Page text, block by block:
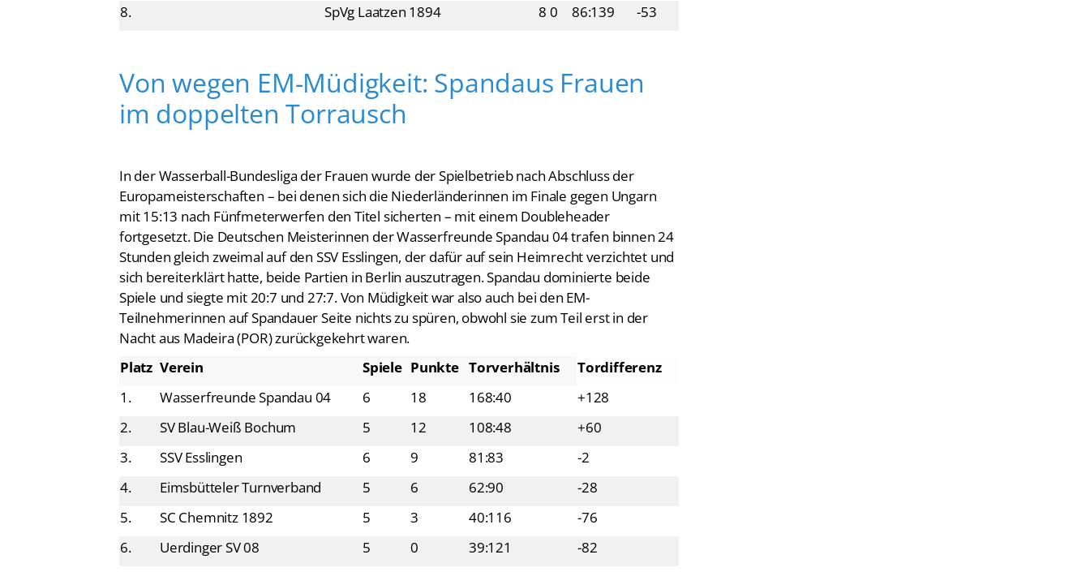
im doppelten Torrausch
Europameisterschaften – bei denen sich die Niederländerinnen im Finale gegen Ungarn
mit 15:13 nach Fünfmeterwerfen den Titel sicherten – mit einem Doubleheader
fortgesetzt. Die Deutschen Meisterinnen der Wasserfreunde Spandau 04 trafen binnen 24
Stunden gleich zweimal auf den SSV Esslingen, der dafür auf sein Heimrecht verzichtet und
sich bereiterklärt hatte, beide Partien in Berlin auszutragen. Spandau dominierte beide
Spiele und siegte mit 20:7 und 27:7. Von Müdigkeit war also auch bei den EM-
Teilnehmerinnen auf Spandauer Seite nichts zu spüren, obwohl sie zum Teil erst in der
Nacht aus Madeira (POR) zurückgekehrt waren.
Platz Verein Spiele
1.
Wasserfreunde Spandau 04 6 18 168:40
+128
2.
SV Blau-Weiß Bochum 5 12 108:48
+60
3.
SSV Esslingen 6 9 81:83
-2
4.
Eimsbütteler Turnverband 5 6 62:90
-28
5.
SC Chemnitz 1892 5 3 40:116
-76
6.
Uerdinger SV 08 5 0 39:121 -82